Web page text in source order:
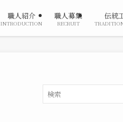
職人紹介
INTRODUCTION
職人募集
RECRUIT
伝統